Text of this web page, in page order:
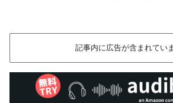
記事内に広告が含まれていま